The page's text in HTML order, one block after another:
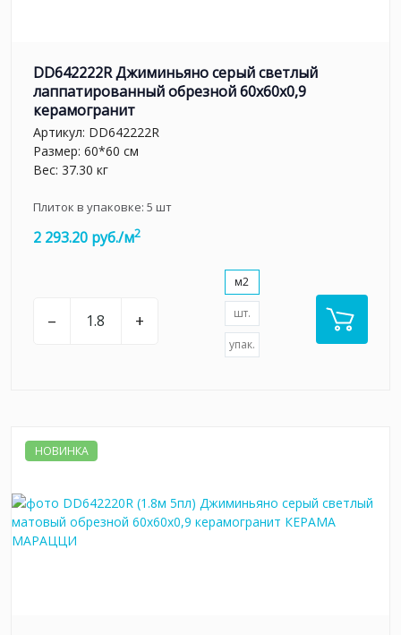
DD642222R Джиминьяно серый светлый
лаппатированный обрезной 60х60x0,9
керамогранит
Артикул: DD642222R
Размер: 60*60 см
Вес: 37.30 кг
Плиток в упаковке: 5 шт
2 293.20 руб./м2
– +
м2
шт.
упак.
НОВИНКА